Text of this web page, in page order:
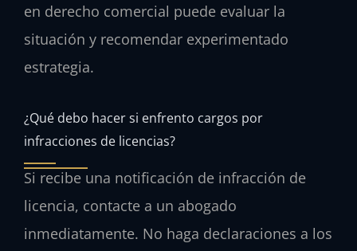
en derecho comercial puede evaluar la
situación y recomendar experimentado
estrategia.
¿Qué debo hacer si enfrento cargos por
infracciones de licencias?
Si recibe una notificación de infracción de
licencia, contacte a un abogado
inmediatamente. No haga declaraciones a los